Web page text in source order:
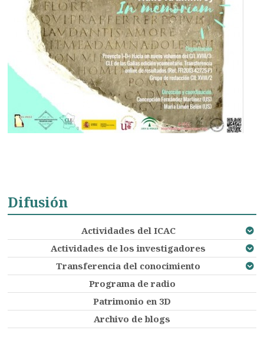
Difusión
Actividades del ICAC
Actividades de los investigadores
Transferencia del conocimiento
Programa de radio
Patrimonio en 3D
Archivo de blogs